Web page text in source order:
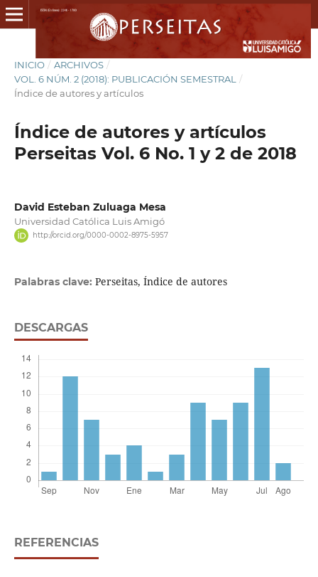
INICIO / ARCHIVOS /
VOL. 6 NÚM. 2 (2018): PUBLICACIÓN SEMESTRAL
/
Índice de autores y artículos
Índice de autores y artículos
Perseitas Vol. 6 No. 1 y 2 de 2018
David Esteban Zuluaga Mesa
Universidad Católica Luis Amigó
http://orcid.org/0000-0002-8975-5957
Palabras clave: Perseitas, Índice de autores
DESCARGAS
REFERENCIAS